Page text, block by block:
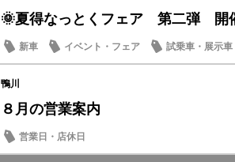
🌞夏得なっとくフェア 第二弾 開
新車 イベント・フェア
試乗車・展示車
営業日・店休日
鴨川
８月の営業案内
営業日・店休日